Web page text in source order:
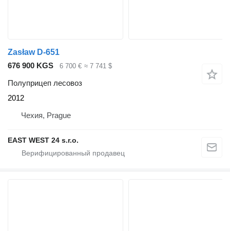
Zasław D-651
676 900 KGS
6 700 € ≈ 7 741 $
Полуприцеп лесовоз
2012
Чехия, Prague
EAST WEST 24 s.r.o.